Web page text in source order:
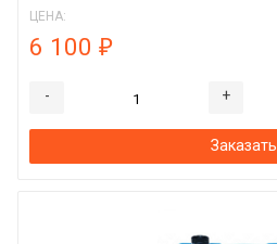
ЦЕНА:
6 100 ₽
- +
Заказать